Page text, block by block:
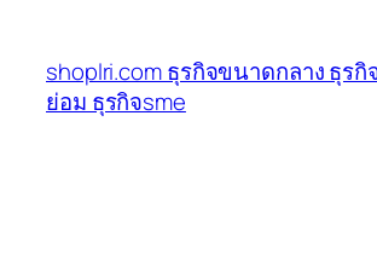
เนื้อหา
shoplri.com ธุรกิจขนาดกลาง ธุร
ย่อม ธุรกิจsme